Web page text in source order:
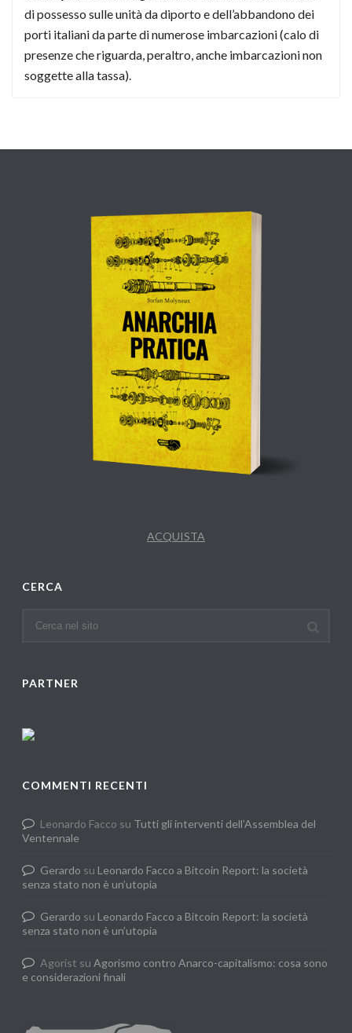
di possesso sulle unità da diporto e dell’abbandono dei
porti italiani da parte di numerose imbarcazioni (calo di
presenze che riguarda, peraltro, anche imbarcazioni non
soggette alla tassa).
ACQUISTA
CERCA
PARTNER
COMMENTI RECENTI
Leonardo Facco su Tutti gli interventi dell’Assemblea del
Ventennale
Gerardo su Leonardo Facco a Bitcoin Report: la società
senza stato non è un’utopia
Gerardo su Leonardo Facco a Bitcoin Report: la società
senza stato non è un’utopia
Agorist suAgorismo contro Anarco-capitalismo: cosa sono
e considerazioni finali